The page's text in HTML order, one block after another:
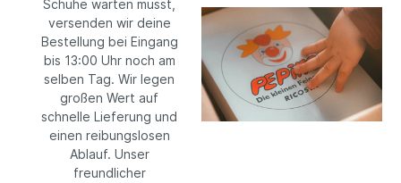
Schuhe warten musst,
versenden wir deine
Bestellung bei Eingang
bis 13:00 Uhr noch am
selben Tag. Wir legen
großen Wert auf
schnelle Lieferung und
einen reibungslosen
Ablauf. Unser
freundlicher